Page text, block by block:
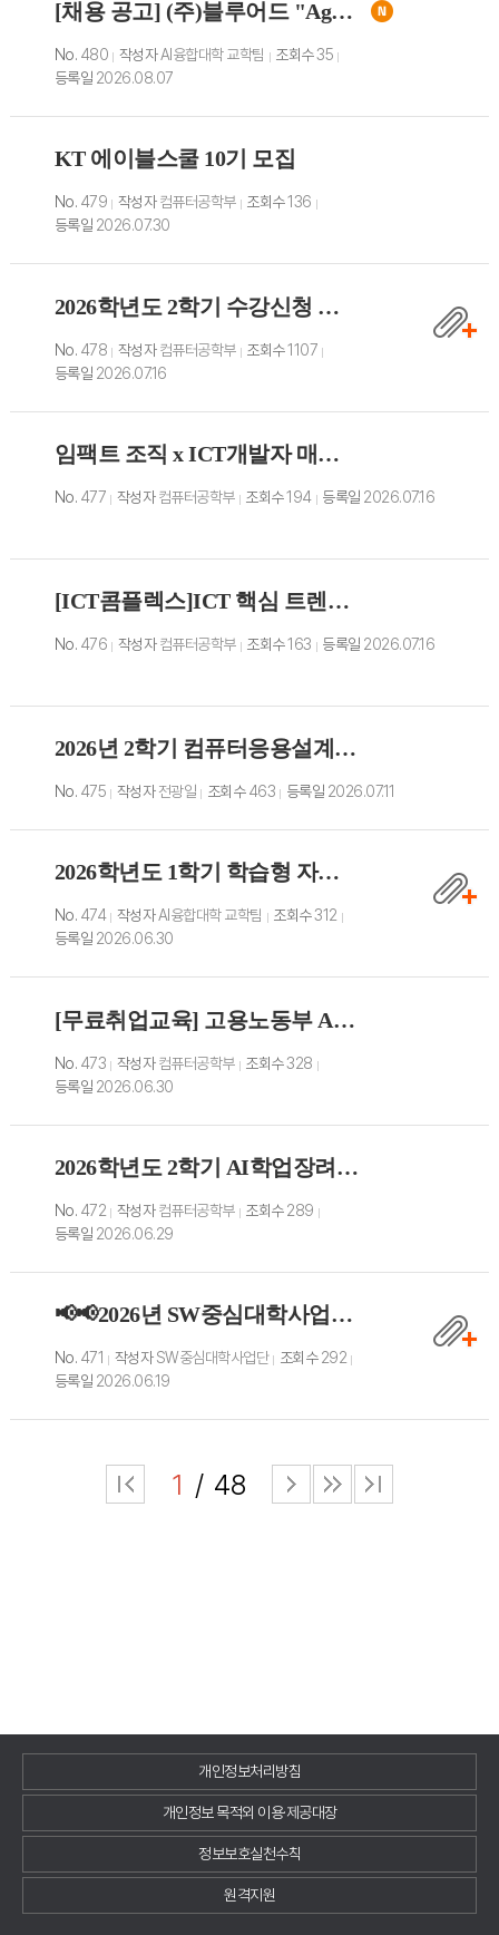
[채용 공고] (주)블루어드 "Agentic AI 개발자" 채용 안내 (
No. 480 작성자AI융합대학 교학팀 조회수35
등록일 2026.08.07
KT 에이블스쿨 10기 모집
No. 479 작성자 컴퓨터공학부 조회수136
등록일 2026.07.30
2026학년도 2학기 수강신청 및 교과시간표 안내
No. 478 작성자 컴퓨터공학부 조회수1107
등록일 2026.07.16
임팩트 조직 x ICT개발자 매칭 밋업 참가자 모집
No. 477 작성자 컴퓨터공학부 조회수194 등록일 2026.07.16
[ICT콤플렉스]ICT 핵심 트렌드 특강-①개인정보·보안/②UX·UI/③AX 사례
No. 476 작성자 컴퓨터공학부 조회수163 등록일 2026.07.16
2026년 2학기 컴퓨터응용설계 교과(전광일 교수) 수강신청 => 수강신청 마감되었습
No. 475 작성자 전광일 조회수 463 등록일 2026.07.11
2026학년도 1학기 학습형 자격증 학점인정 신청 안내(7/13~7/16)
No. 474 작성자AI융합대학 교학팀 조회수312
등록일 2026.06.30
[무료취업교육] 고용노동부 AI캠퍼스 AI 분야 취업연계 과정 안내
No. 473 작성자 컴퓨터공학부 조회수328
등록일 2026.06.30
2026학년도 2학기 AI학업장려 학자금대출 신청 안내 (~ 11.17.화)
No. 472 작성자 컴퓨터공학부 조회수289
등록일 2026.06.29
📢📢2026년 SW중심대학사업단 부·복수전공 및 마이크로디그리 장학금 지급안내
No. 471 작성자 SW중심대학사업단 조회수 292
등록일 2026.06.19
1 48
개인정보처리방침
개인정보 목적외 이용·제공대장
정보보호실천수칙
원격지원